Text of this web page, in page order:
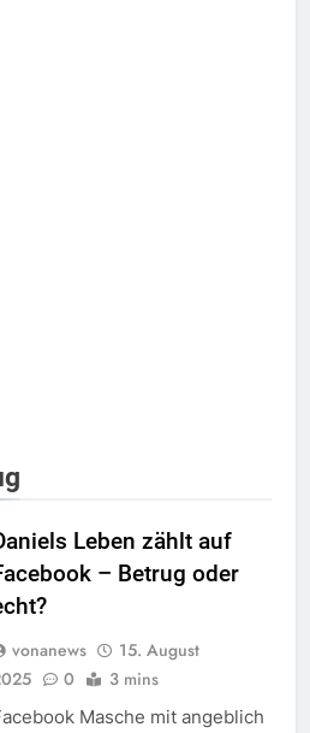
Leben zählt auf
– Betrug oder
vonanews
15. August
0 3 mins
Masche mit angeblich